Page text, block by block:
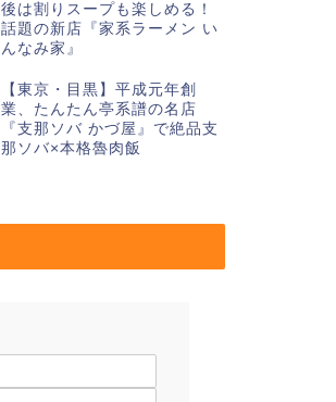
後は割りスープも楽しめる！
話題の新店『家系ラーメン い
んなみ家』
【東京・目黒】平成元年創
業、たんたん亭系譜の名店
『支那ソバ かづ屋』で絶品支
那ソバ×本格魯肉飯